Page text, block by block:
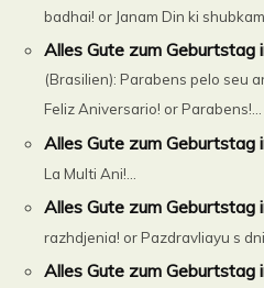
badhai! or Janam Din ki
Alles Gute zum Geburtstag
(Brasilien): Parabens pelo seu
Feliz Aniversario! or Parabens!...
Alles Gute zum Geburtstag
La Multi Ani!...
Alles Gute zum Geburtstag
razhdjenia! or Pazdravliayu s
Alles Gute zum Geburtstag